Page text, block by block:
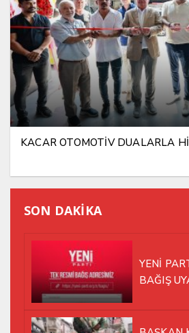
KACAR OTOMOTİV DUALARLA
SON DAKİKA
YENİ
BAĞIŞ